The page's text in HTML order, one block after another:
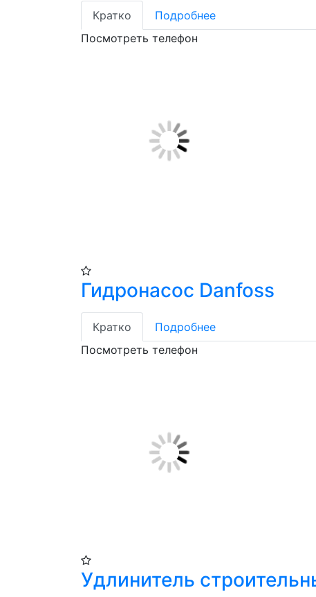
Кратко
Подробнее
Посмотреть телефон
Гидронасос Danfoss
Кратко
Подробнее
Посмотреть телефон
Удлинитель